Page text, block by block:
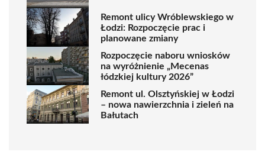
Remont ulicy Wróblewskiego w
Łodzi: Rozpoczęcie prac i
planowane zmiany
Rozpoczęcie naboru wniosków
na wyróżnienie „Mecenas
łódzkiej kultury 2026”
Remont ul. Olsztyńskiej w Łodzi
– nowa nawierzchnia i zieleń na
Bałutach